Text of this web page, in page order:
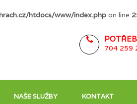
htdocs/www/index.php on line
704 259
NAŠE SLUŽBY KONTAKT